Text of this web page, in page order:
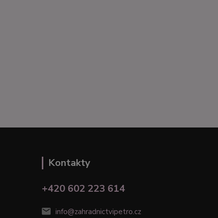
Kontakty
+420 602 223 614
info@zahradnictvipetro.cz